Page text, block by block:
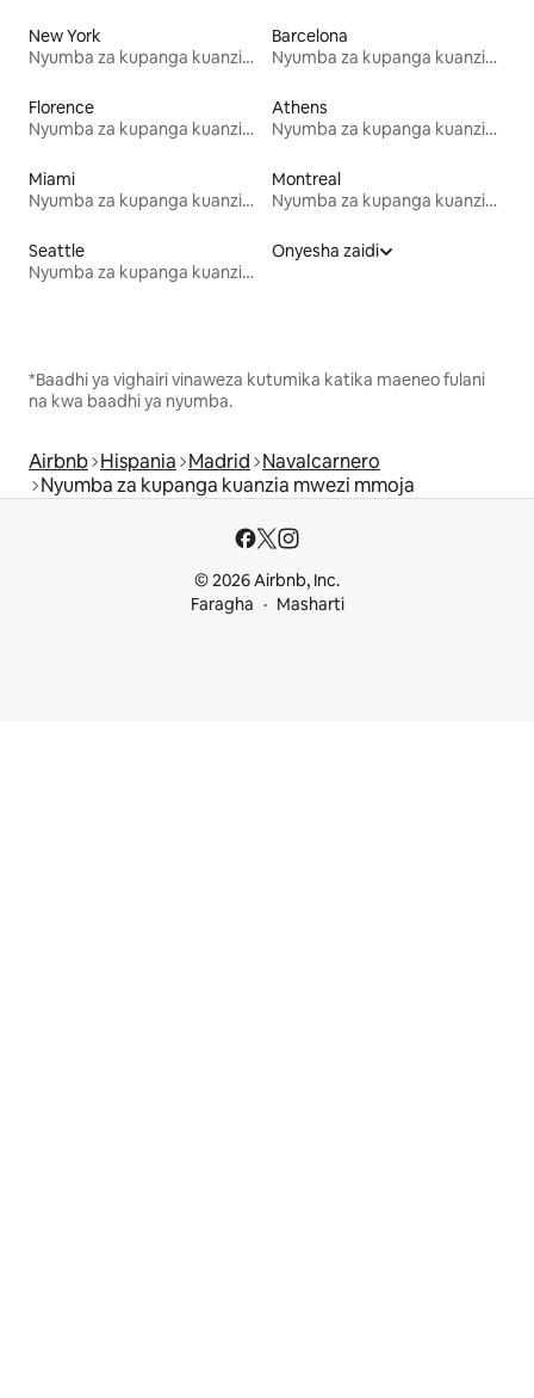
New York
Nyumba za kupanga kuanzia mwezi mmoja
Barcelona
Nyumba za kupanga kuanzia mwezi mmoja
Florence
Nyumba za kupanga kuanzia mwezi mmoja
Athens
Nyumba za kupanga kuanzia mwezi mmoja
Miami
Nyumba za kupanga kuanzia mwezi mmoja
Montreal
Nyumba za kupanga kuanzia mwezi mmoja
Seattle
Nyumba za kupanga kuanzia mwezi mmoja
Onyesha zaidi
*Baadhi ya vighairi vinaweza kutumika katika maeneo fulani
na kwa baadhi ya nyumba.
Airbnb Hispania Madrid Navalcarnero
Nyumba za kupanga kuanzia mwezi mmoja
© 2026 Airbnb, Inc.
Faragha
Masharti